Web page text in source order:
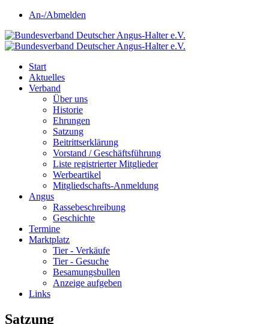
An-/Abmelden
Start
Aktuelles
Verband
Über uns
Historie
Ehrungen
Satzung
Beitrittserklärung
Vorstand / Geschäftsführung
Liste registrierter Mitglieder
Werbeartikel
Mitgliedschafts-Anmeldung
Angus
Rassebeschreibung
Geschichte
Termine
Marktplatz
Tier - Verkäufe
Tier - Gesuche
Besamungsbullen
Anzeige aufgeben
Links
Satzung